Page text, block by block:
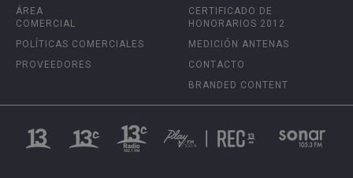
ÁREA
COMERCIAL
POLÍTICAS COMERCIALES
PROVEEDORES
CERTIFICADO DE
HONORARIOS 2012
MEDICIÓN ANTENAS
CONTACTO
BRANDED CONTENT